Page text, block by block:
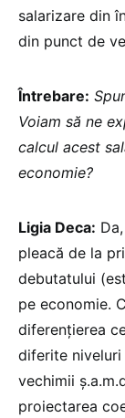
salarizare din
din punct de
Întrebare:
Voiam să ne
calcul acest
economie?
Ligia Deca:
pleacă de la
debutatului
pe economie.
diferențierea
diferite
vechimii
proiectarea